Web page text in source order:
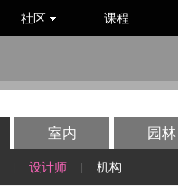
社区 课程
室内 园林
设计师 机构